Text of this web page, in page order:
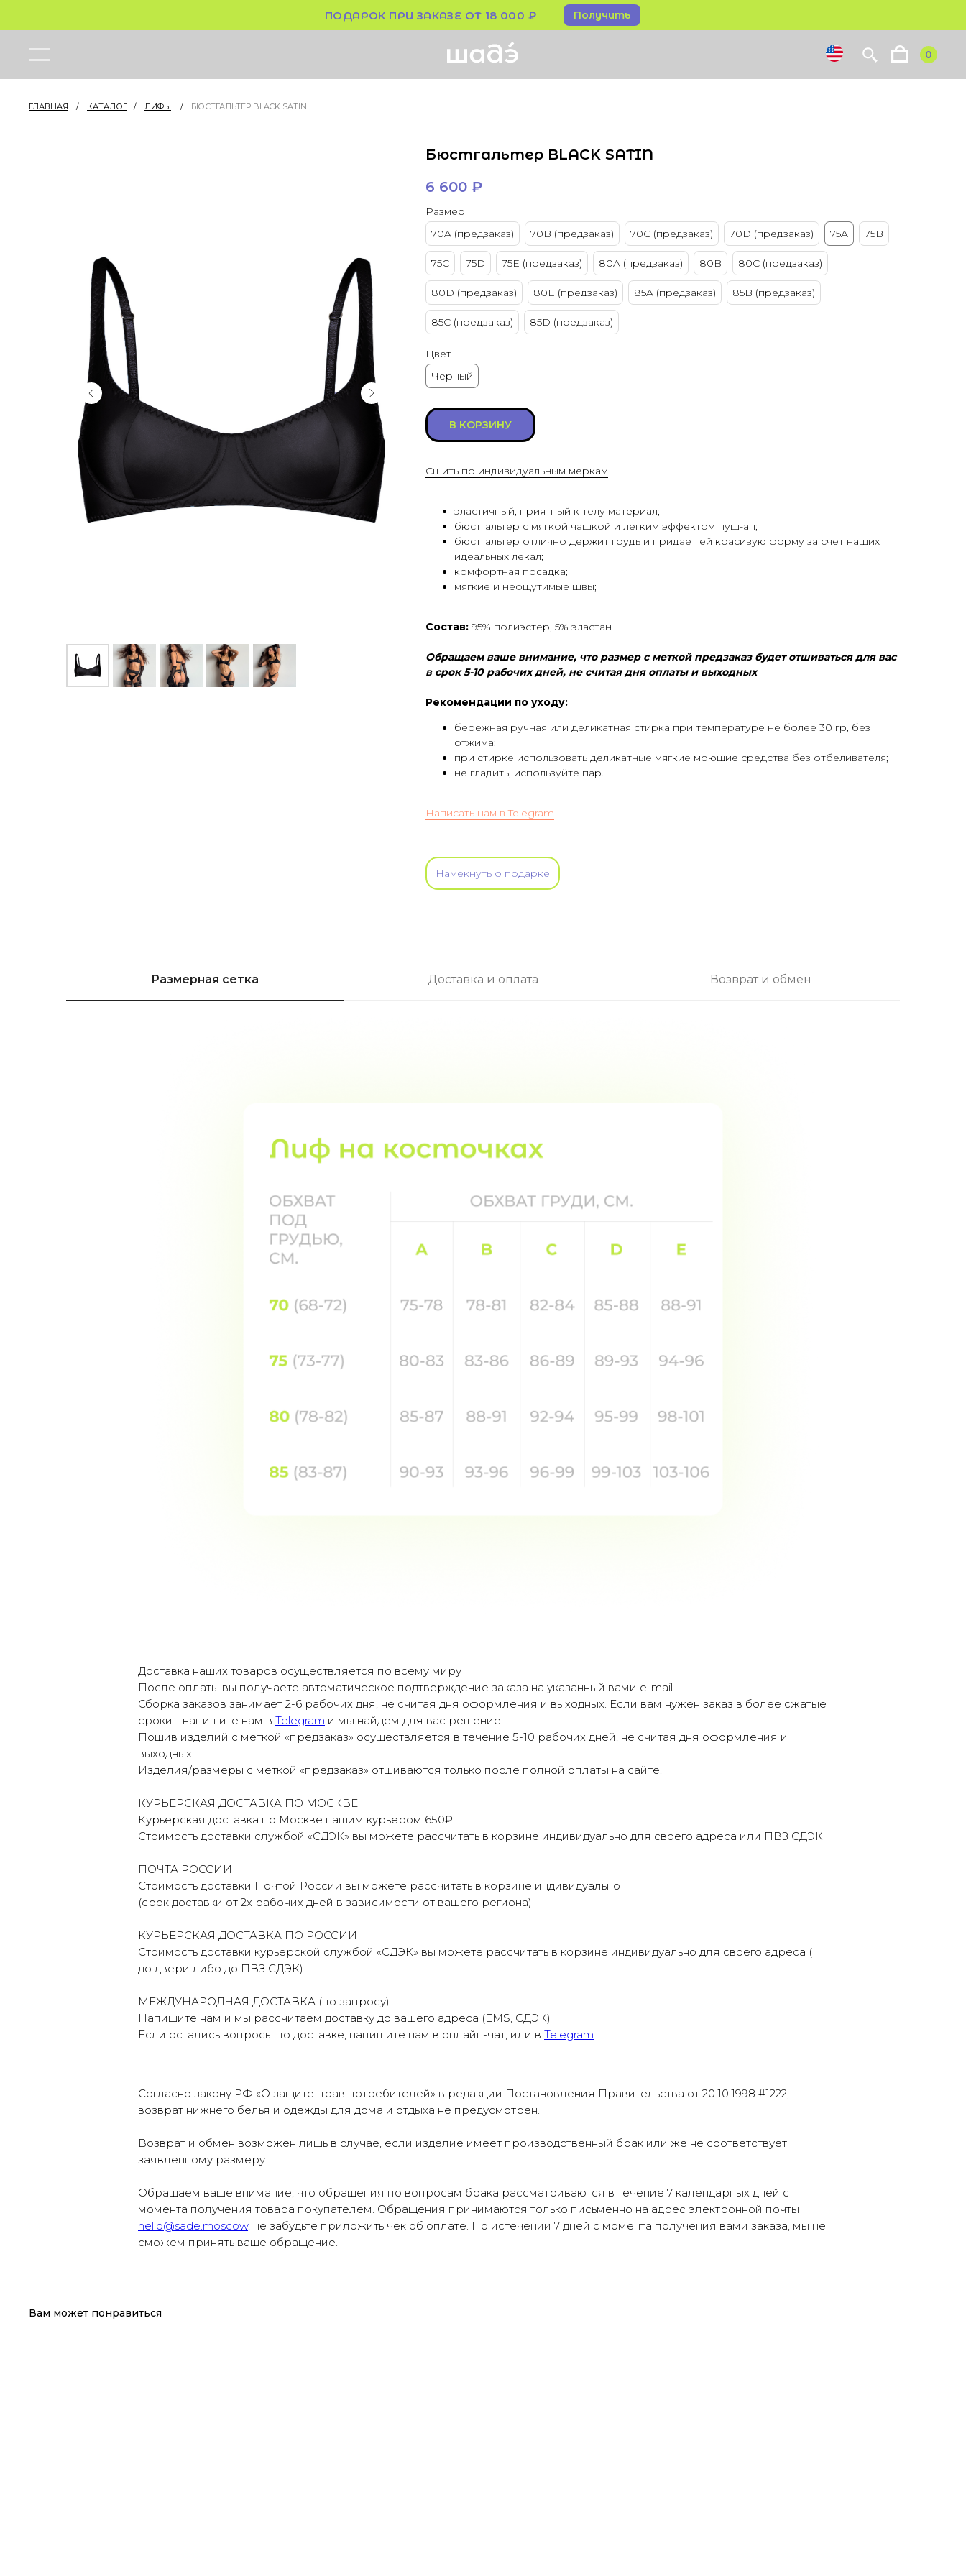
ПОДАРОК ПРИ ЗАКАЗЕ ОТ 18 000 ₽ Получить
0
ГЛАВНАЯ КАТАЛОГ
/ / ЛИФЫ БЮСТГАЛЬТЕР BLACK SATIN
/
Бюстгальтер BLACK SATIN
6 600 ₽
Размер
70A (предзаказ)
70B (предзаказ) 70C (предзаказ) 70D (предзаказ) 75A 75B
75C 75D 75E (предзаказ) 80A (предзаказ) 80B 80C (предзаказ)
80D (предзаказ) 80E (предзаказ) 85A (предзаказ) 85B (предзаказ)
85C (предзаказ) 85D (предзаказ)
Цвет
Черный
В КОРЗИНУ
Сшить по индивидуальным меркам
эластичный, приятный к телу материал;
бюстгальтер с мягкой чашкой и легким эффектом пуш-ап;
бюстгальтер отлично держит грудь и придает ей красивую форму за счет наших
идеальных лекал;
комфортная посадка;
мягкие и неощутимые швы;
Состав: 95% полиэстер, 5% эластан
Обращаем ваше внимание, что размер с меткой предзаказ будет отшиваться для вас
в срок 5-10 рабочих дней, не считая дня оплаты и выходных
Рекомендации по уходу:
бережная ручная или деликатная стирка при температуре не более 30 гр, без
отжима;
при стирке использовать деликатные мягкие моющие средства без отбеливателя;
не гладить, используйте пар.
Написать нам в Telegram
Намекнуть о подарке
Размерная сетка Доставка и оплата Возврат и обмен
Доставка наших товаров осуществляется по всему миру
После оплаты вы получаете автоматическое подтверждение заказа на указанный вами e-mail
Сборка заказов занимает 2-6 рабочих дня, не считая дня оформления и выходных. Если вам нужен заказ в более сжатые
сроки - напишите нам в Telegram и мы найдем для вас решение.
Пошив изделий с меткой «предзаказ» осуществляется в течение 5-10 рабочих дней, не считая дня оформления и
выходных.
Изделия/размеры с меткой «предзаказ» отшиваются только после полной оплаты на сайте.
КУРЬЕРСКАЯ ДОСТАВКА ПО МОСКВЕ
Курьерская доставка по Москве нашим курьером 650₽
Стоимость доставки службой «СДЭК» вы можете рассчитать в корзине индивидуально для своего адреса или ПВЗ СДЭК
ПОЧТА РОССИИ
Стоимость доставки Почтой России вы можете рассчитать в корзине индивидуально
(срок доставки от 2х рабочих дней в зависимости от вашего региона)
КУРЬЕРСКАЯ ДОСТАВКА ПО РОССИИ
Стоимость доставки курьерской службой «СДЭК» вы можете рассчитать в корзине индивидуально для своего адреса (
до двери либо до ПВЗ СДЭК)
МЕЖДУНАРОДНАЯ ДОСТАВКА (по запросу)
Напишите нам и мы рассчитаем доставку до вашего адреса (EMS, СДЭК)
Если остались вопросы по доставке, напишите нам в онлайн-чат, или в Telegram
Согласно закону РФ «О защите прав потребителей» в редакции Постановления Правительства от 20.10.1998 #1222,
возврат нижнего белья и одежды для дома и отдыха не предусмотрен.
Возврат и обмен возможен лишь в случае, если изделие имеет производственный брак или же не соответствует
заявленному размеру.
Обращаем ваше внимание, что обращения по вопросам брака рассматриваются в течение 7 календарных дней с
момента получения товара покупателем. Обращения принимаются только письменно на адрес электронной почты
hello@sade.moscow, не забудьте приложить чек об оплате. По истечении 7 дней с момента получения вами заказа, мы не
сможем принять ваше обращение.
Вам может понравиться